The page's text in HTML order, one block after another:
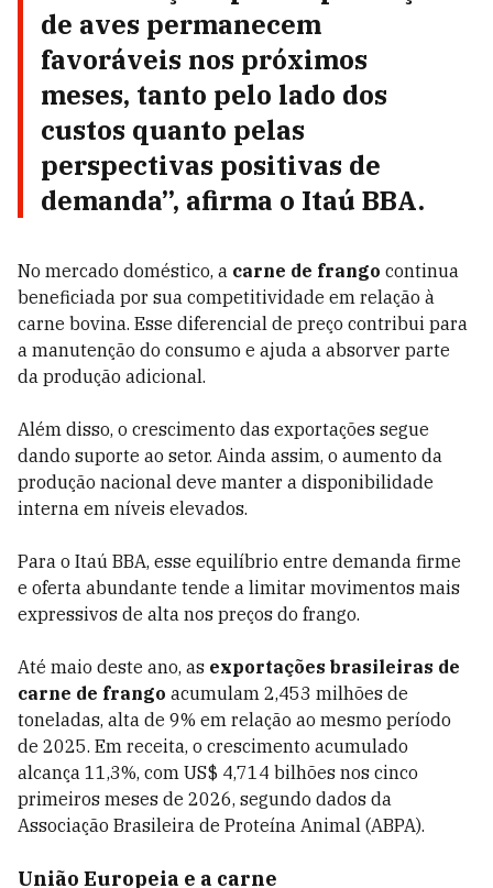
de aves permanecem
favoráveis nos próximos
meses, tanto pelo lado dos
custos quanto pelas
perspectivas positivas de
demanda”, afirma o Itaú BBA.
No mercado doméstico, a carne de frango continua
beneficiada por sua competitividade em relação à
carne bovina. Esse diferencial de preço contribui para
a manutenção do consumo e ajuda a absorver parte
da produção adicional.
Além disso, o crescimento das exportações segue
dando suporte ao setor. Ainda assim, o aumento da
produção nacional deve manter a disponibilidade
interna em níveis elevados.
Para o Itaú BBA, esse equilíbrio entre demanda firme
e oferta abundante tende a limitar movimentos mais
expressivos de alta nos preços do frango.
Até maio deste ano, as exportações brasileiras de
carne de frango acumulam 2,453 milhões de
toneladas, alta de 9% em relação ao mesmo período
de 2025. Em receita, o crescimento acumulado
alcança 11,3%, com US$ 4,714 bilhões nos cinco
primeiros meses de 2026, segundo dados da
Associação Brasileira de Proteína Animal (ABPA).
União Europeia e a carne